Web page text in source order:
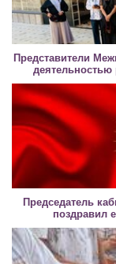
Представители
деятельностью
Председатель
поздравил